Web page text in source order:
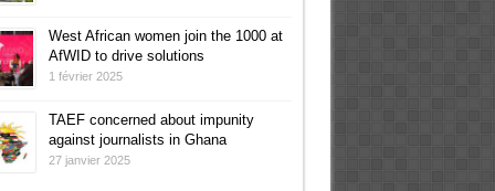
West African women join the 1000 at
AfWID to drive solutions
1 février 2025
TAEF concerned about impunity
against journalists in Ghana
27 janvier 2025